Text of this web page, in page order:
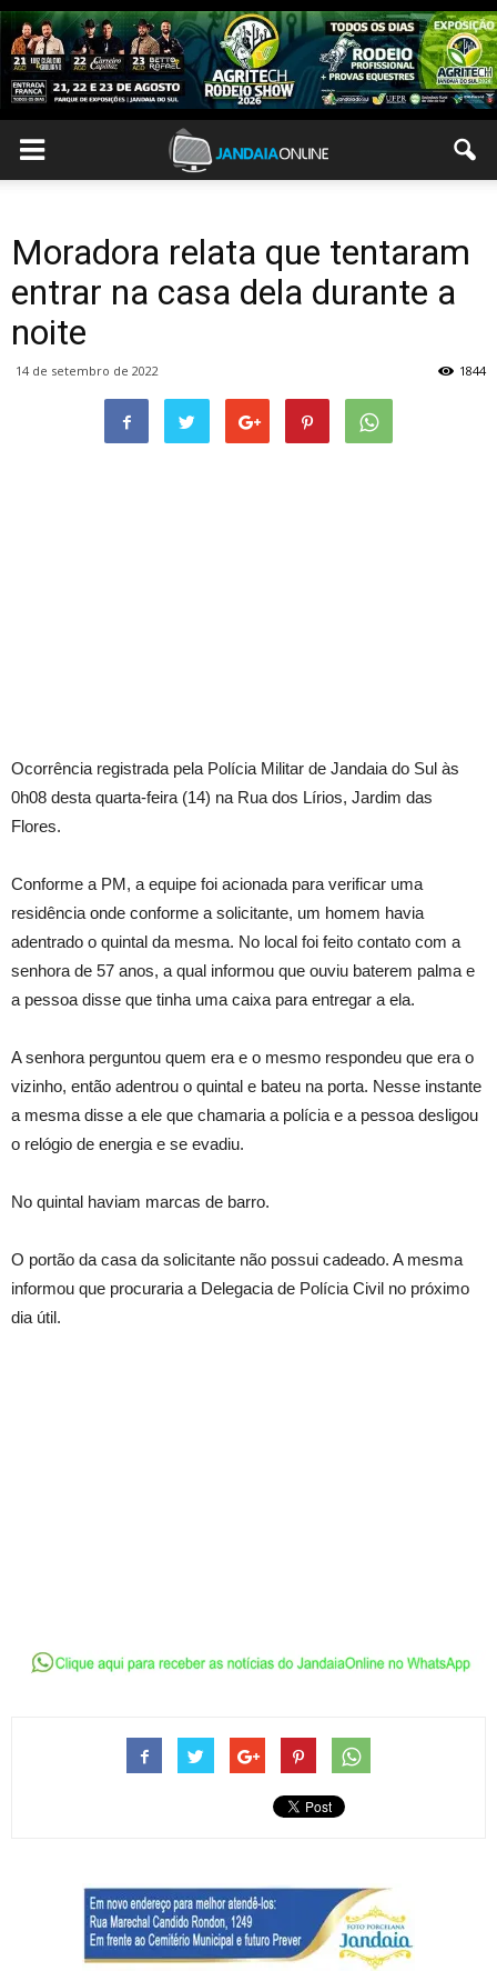
Moradora relata que tentaram
entrar na casa dela durante a
noite
14 de setembro de 2022 1844
Ocorrência registrada pela Polícia Militar de Jandaia do Sul às
0h08 desta quarta-feira (14) na Rua dos Lírios, Jardim das
Flores.
Conforme a PM, a equipe foi acionada para verificar uma
residência onde conforme a solicitante, um homem havia
adentrado o quintal da mesma. No local foi feito contato com a
senhora de 57 anos, a qual informou que ouviu baterem palma e
a pessoa disse que tinha uma caixa para entregar a ela.
A senhora perguntou quem era e o mesmo respondeu que era o
vizinho, então adentrou o quintal e bateu na porta. Nesse instante
a mesma disse a ele que chamaria a polícia e a pessoa desligou
o relógio de energia e se evadiu.
No quintal haviam marcas de barro.
O portão da casa da solicitante não possui cadeado. A mesma
informou que procuraria a Delegacia de Polícia Civil no próximo
dia útil.